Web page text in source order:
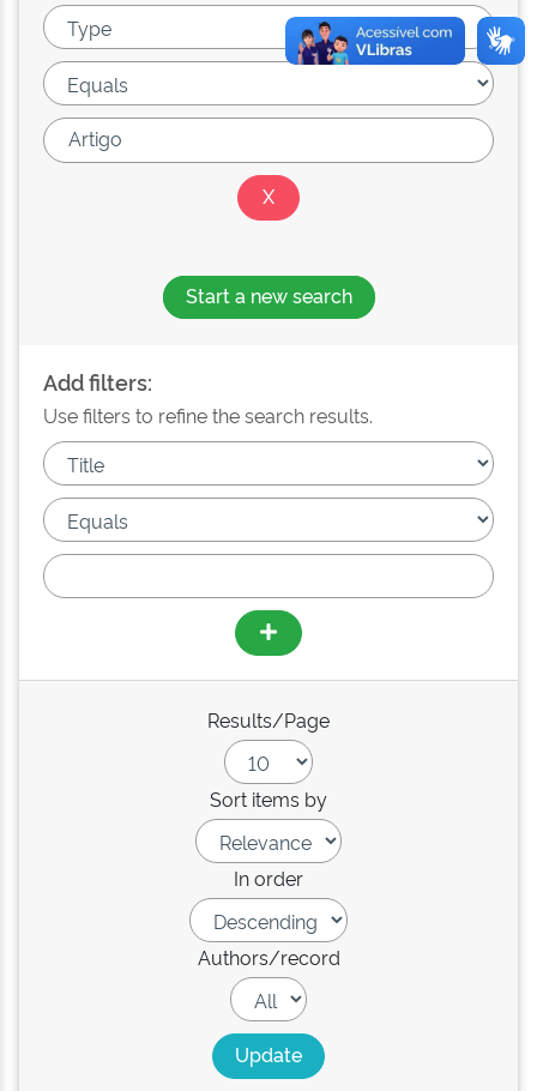
Start a new search
Add filters:
Use filters to refine the search results.
Results/Page
Sort items by
In order
Authors/record